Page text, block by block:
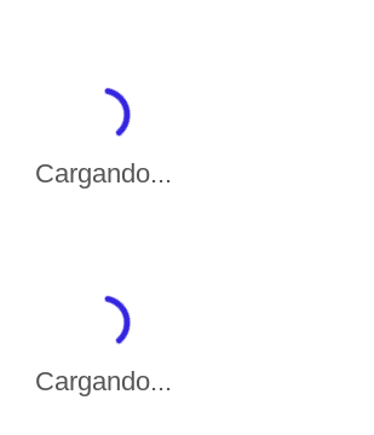
Cargando...
Cargando...